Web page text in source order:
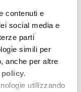
contenuti e
social media e
parti
simili per
anche per altre
utilizzando
presente